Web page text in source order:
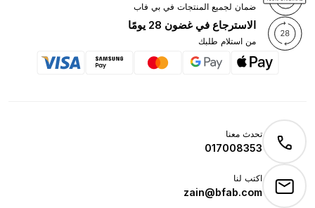
ضمان لجميع المنتجات في بي فاب
الاسترجاع في غضون 28 يومًا
من استلام طلبك
تحدث معنا
017008353
اكتب لنا
zain@bfab.com